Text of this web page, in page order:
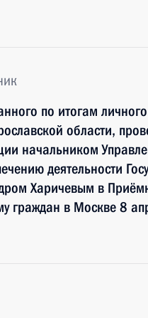
по итогам
области,
начальником
деятельности
Харичевым в
граждан в Москве 8